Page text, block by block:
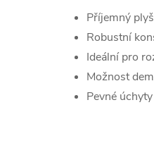
Příjemný
Robustní
Ideální pro
Možnost
Pevné